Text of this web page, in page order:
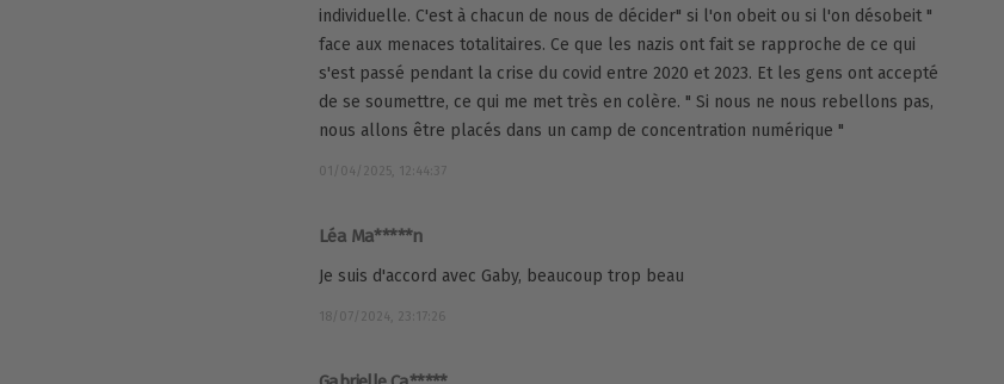
individuelle. C'est à chacun de nous de décider" si l'on obeit ou si l'on désobeit "
face aux menaces totalitaires. Ce que les nazis ont fait se rapproche de ce qui
s'est passé pendant la crise du covid entre 2020 et 2023. Et les gens ont accepté
de se soumettre, ce qui me met très en colère. " Si nous ne nous rebellons pas,
nous allons être placés dans un camp de concentration numérique "
01/04/2025, 12:44:37
Léa Ma*****n
Je suis d'accord avec Gaby, beaucoup trop beau
18/07/2024, 23:17:26